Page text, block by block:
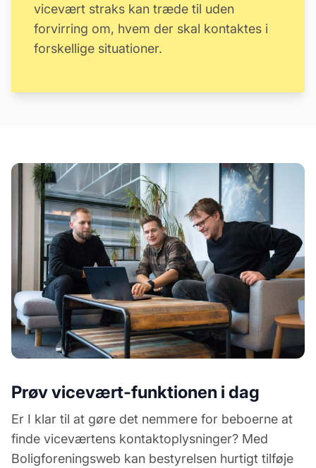
vicevært straks kan træde til uden
forvirring om, hvem der skal kontaktes i
forskellige situationer.
Prøv vicevært-funktionen i dag
Er I klar til at gøre det nemmere for beboerne at
finde viceværtens kontaktoplysninger? Med
Boligforeningsweb kan bestyrelsen hurtigt tilføje